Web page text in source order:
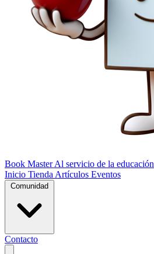
Book Master Al servicio de la educación
Inicio Tienda Artículos Eventos
Comunidad
Contacto